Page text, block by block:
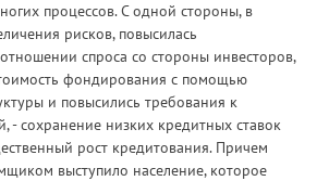
процессов. С одной стороны, в
рисков, повысилась
спроса со стороны инвесторов,
фондирования с помощью
и повысились требования к
- сохранение низких кредитных ставок
рост кредитования. Причем
выступило население, которое